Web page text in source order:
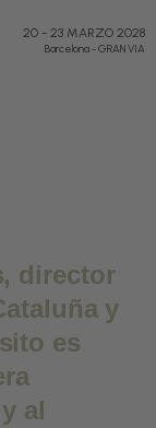
20 - 23 MARZO 2028
Barcelona-GRAN VIA
director
y
es
al